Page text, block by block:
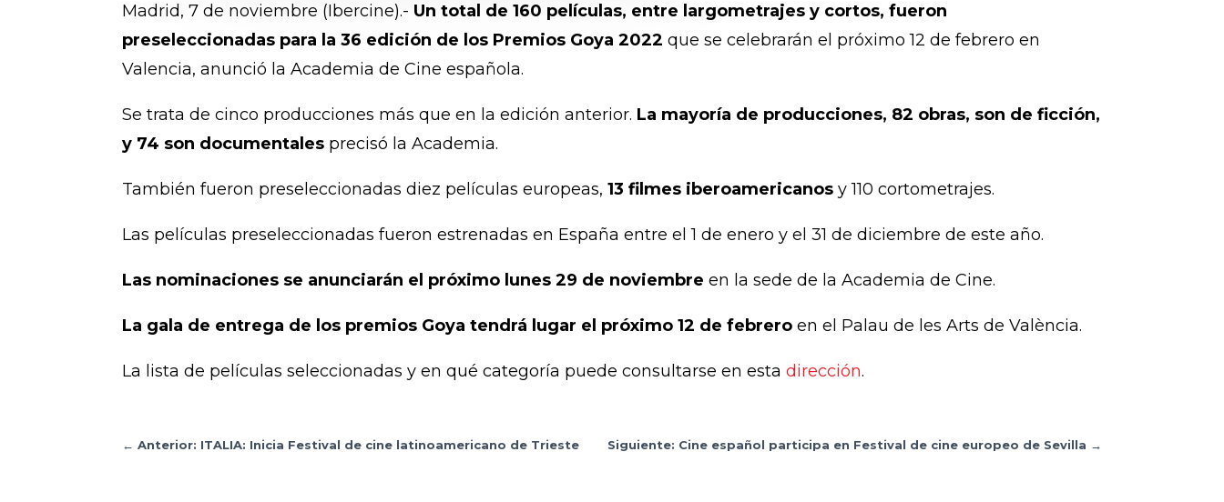
Madrid, 7 de noviembre (Ibercine).- Un total de 160 películas, entre largometrajes y cortos, fueron
preseleccionadas para la 36 edición de los Premios Goya 2022 que se celebrarán el próximo 12 de febrero en
Valencia, anunció la Academia de Cine española.
Se trata de cinco producciones más que en la edición anterior. La mayoría de producciones, 82 obras, son de ficción,
y 74 son documentales precisó la Academia.
También fueron preseleccionadas diez películas europeas,13 filmes iberoamericanos y 110 cortometrajes.
Las películas preseleccionadas fueron estrenadas en España entre el 1 de enero y el 31 de diciembre de este año.
Las nominaciones se anunciarán el próximo lunes 29 de noviembre en la sede de la Academia de Cine.
La gala de entrega de los premios Goya tendrá lugar el próximo 12 de febrero en el Palau de les Arts de València.
La lista de películas seleccionadas y en qué categoría puede consultarse en estadirección.
←Anterior: ITALIA: Inicia Festival de cine latinoamericano de Trieste Siguiente: Cine español participa en Festival de cine europeo de Sevilla →